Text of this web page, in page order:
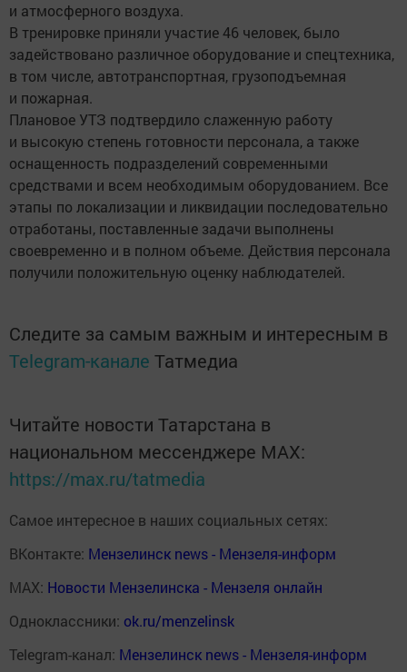
и атмосферного воздуха.
В тренировке приняли участие 46 человек, было
задействовано различное оборудование и спецтехника,
в том числе, автотранспортная, грузоподъемная
и пожарная.
Плановое УТЗ подтвердило слаженную работу
и высокую степень готовности персонала, а также
оснащенность подразделений современными
средствами и всем необходимым оборудованием. Все
этапы по локализации и ликвидации последовательно
отработаны, поставленные задачи выполнены
своевременно и в полном объеме. Действия персонала
получили положительную оценку наблюдателей.
Следите за самым важным и интересным в
Telegram-канале Татмедиа
Читайте новости Татарстана в
национальном мессенджере MАХ:
https://max.ru/tatmedia
Самое интересное в наших социальных сетях:
ВКонтакте: Мензелинск news - Мензеля-информ
MAX: Новости Мензелинска - Мензеля онлайн
Одноклассники: ok.ru/menzelinsk
Telegram-канал: Мензелинск news - Мензеля-информ